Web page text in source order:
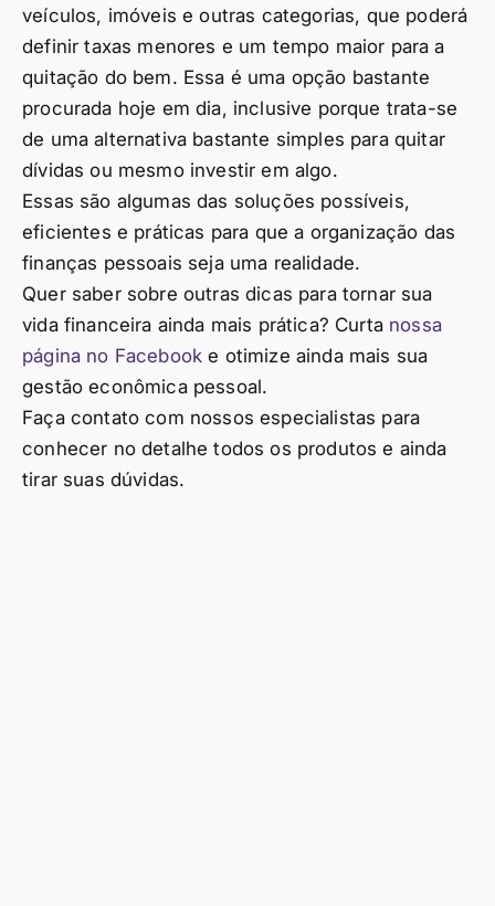
veículos, imóveis e outras categorias, que poderá
definir taxas menores e um tempo maior para a
quitação do bem. Essa é uma opção bastante
procurada hoje em dia, inclusive porque trata-se
de uma alternativa bastante simples para quitar
dívidas ou mesmo investir em algo.
Essas são algumas das soluções possíveis,
eficientes e práticas para que a organização das
finanças pessoais seja uma realidade.
Quer saber sobre outras dicas para tornar sua
vida financeira ainda mais prática? Curta nossa
página no Facebook e otimize ainda mais sua
gestão econômica pessoal.
Faça contato com nossos especialistas para
conhecer no detalhe todos os produtos e ainda
tirar suas dúvidas.